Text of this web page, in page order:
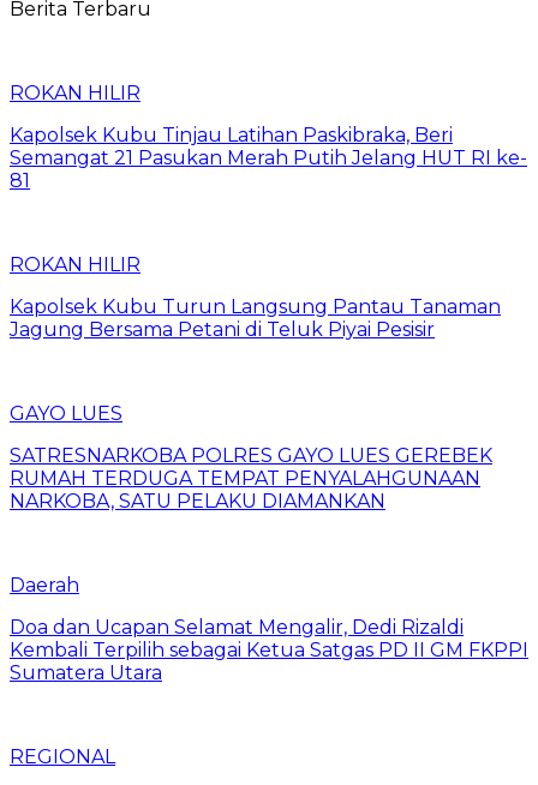
Berita Terbaru
ROKAN HILIR
Kapolsek Kubu Tinjau Latihan Paskibraka, Beri
Semangat 21 Pasukan Merah Putih Jelang HUT RI ke-
81
ROKAN HILIR
Kapolsek Kubu Turun Langsung Pantau Tanaman
Jagung Bersama Petani di Teluk Piyai Pesisir
GAYO LUES
SATRESNARKOBA POLRES GAYO LUES GEREBEK
RUMAH TERDUGA TEMPAT PENYALAHGUNAAN
NARKOBA, SATU PELAKU DIAMANKAN
Daerah
Doa dan Ucapan Selamat Mengalir, Dedi Rizaldi
Kembali Terpilih sebagai Ketua Satgas PD II GM FKPPI
Sumatera Utara
REGIONAL